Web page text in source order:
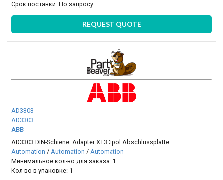
Срок поставки:По запросу
REQUEST QUOTE
AD3303
AD3303
ABB
AD3303 DIN-Schiene. Adapter XT3 3pol Abschlussplatte
Automation /Automation /Automation
Минимальное кол-во для заказа: 1
Кол-во в упаковке: 1